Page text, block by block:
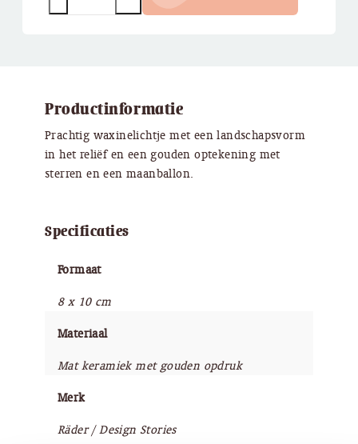
Productinformatie
Prachtig waxinelichtje met een landschapsvorm
in het reliëf en een gouden optekening met
sterren en een maanballon.
Specificaties
Formaat
8 x 10 cm
Materiaal
Mat keramiek met gouden opdruk
Merk
Räder / Design Stories